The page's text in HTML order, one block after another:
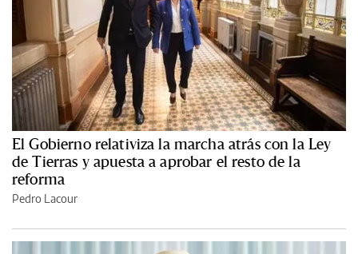
El Gobierno relativiza la marcha atrás con la Ley
de Tierras y apuesta a aprobar el resto de la
reforma
Pedro Lacour